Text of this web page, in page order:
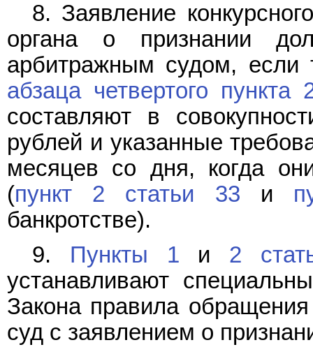
8. Заявление
органа о признании
арбитражным судом, если
абзаца четвертого пункта
составляют в
рублей и указанные
месяцев со дня, когда
(пункт 2 статьи 33 и
банкротстве).
9. Пункты 1 и 2
устанавливают
Закона правила
суд с заявлением о